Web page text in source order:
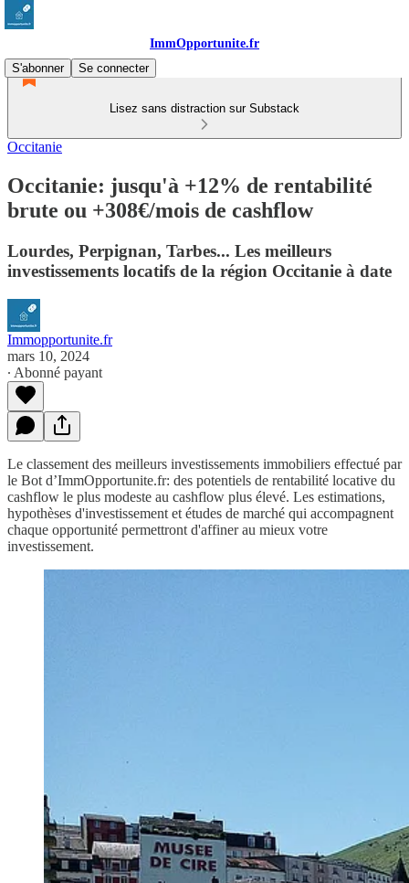
ImmOpportunite.fr
S'abonner
Se connecter
Lisez sans distraction sur Substack
Occitanie
Occitanie: jusqu'à +12% de rentabilité
brute ou +308€/mois de cashflow
Lourdes, Perpignan, Tarbes... Les meilleurs
investissements locatifs de la région Occitanie à date
Immopportunite.fr
mars 10, 2024
∙ Abonné payant
Le classement des meilleurs investissements immobiliers effectué par
le Bot d’ImmOpportunite.fr: des potentiels de rentabilité locative du
cashflow le plus modeste au cashflow plus élevé. Les estimations,
hypothèses d'investissement et études de marché qui accompagnent
chaque opportunité permettront d'affiner au mieux votre
investissement.